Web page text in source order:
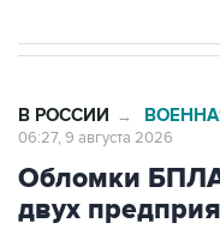
В РОССИИ →
06:27, 9 августа 2026
Обломки БПЛА
двух